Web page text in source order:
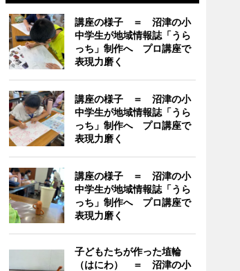
講座の様子 ＝ 沼津の小
中学生が地域情報誌「うら
っち」制作へ プロ講座で
表現力磨く
講座の様子 ＝ 沼津の小
中学生が地域情報誌「うら
っち」制作へ プロ講座で
表現力磨く
講座の様子 ＝ 沼津の小
中学生が地域情報誌「うら
っち」制作へ プロ講座で
表現力磨く
子どもたちが作った埴輪
（はにわ） ＝ 沼津の小